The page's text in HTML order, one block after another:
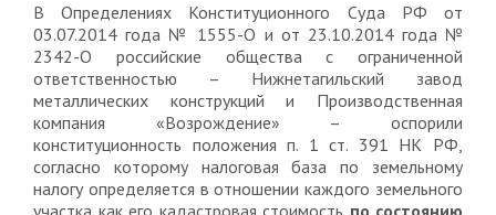
В Определениях Конституционного Суда РФ от
03.07.2014 года № 1555-О и от 23.10.2014 года №
2342-О российские общества с ограниченной
ответственностью – Нижнетагильский завод
металлических конструкций и Производственная
компания «Возрождение» – оспорили
конституционность положения п. 1 ст. 391 НК РФ,
согласно которому налоговая база по земельному
налогу определяется в отношении каждого земельного
участка как его кадастровая стоимость по состоянию